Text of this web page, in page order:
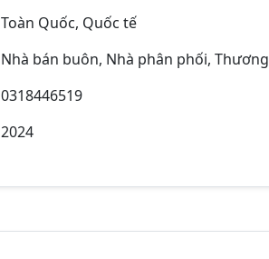
Toàn Quốc, Quốc tế
Nhà bán buôn, Nhà phân phối,
0318446519
2024